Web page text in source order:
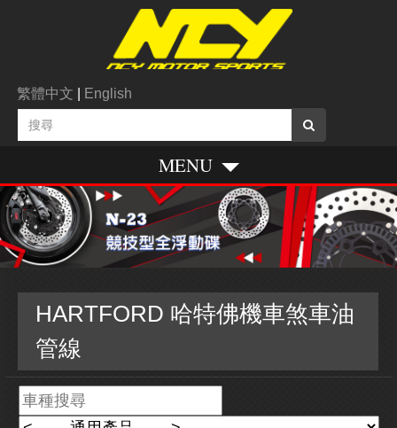
繁體中文 English
MENU
HARTFORD 哈特佛機車煞車油
管線